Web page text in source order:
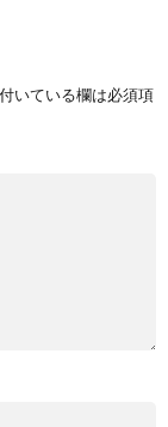
いている欄は必須項